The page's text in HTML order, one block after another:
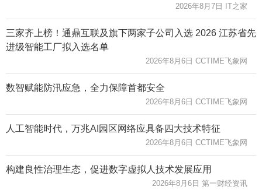
2026年8月7日 IT之家
三家齐上榜！通鼎互联及旗下两家子公司入选 2026 江苏省先
进级智能工厂拟入选名单
2026年8月6日 CCTIME飞象网
数智赋能防汛应急，全力保障首都安全
2026年8月6日 CCTIME飞象网
人工智能时代，万兆AI园区网络应具备四大技术特征
2026年8月6日 CCTIME飞象网
构建良性治理生态，促进数字虚拟人技术发展应用
2026年8月6日 第一财经资讯